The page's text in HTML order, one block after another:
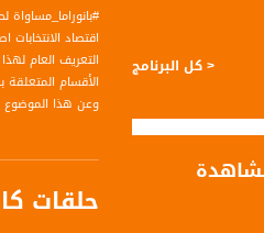
#بانوراما_مساواة لحلقة
اقتصاد
التعريف العام
الأقسام
وعن هذا الموضوع
حلقات
< كل البرنامج